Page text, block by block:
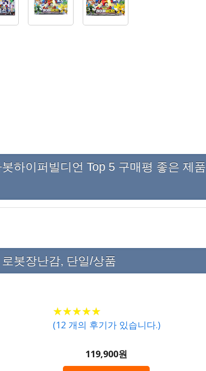
하이퍼빌디언 Top 5 구매평 좋은 제품
봇장난감, 단일/상품
★★★★★
★★★★★
(12 개의 후기가 있습니다.)
119,900원